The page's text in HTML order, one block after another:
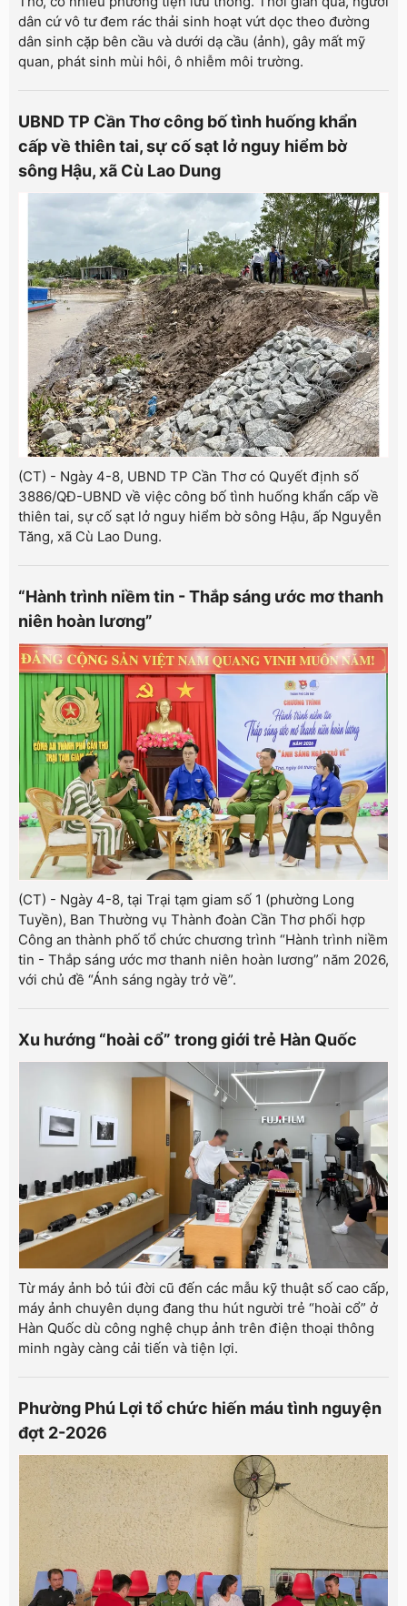
dân cứ vô tư đem rác thải sinh hoạt vứt dọc theo đường
dân sinh cặp bên cầu và dưới dạ cầu (ảnh), gây mất mỹ
quan, phát sinh mùi hôi, ô nhiễm môi trường.
UBND TP Cần Thơ công bố tình huống khẩn
cấp về thiên tai, sự cố sạt lở nguy hiểm bờ
sông Hậu, xã Cù Lao Dung
(CT) - Ngày 4-8, UBND TP Cần Thơ có Quyết định số
3886/QĐ-UBND về việc công bố tình huống khẩn cấp về
thiên tai, sự cố sạt lở nguy hiểm bờ sông Hậu, ấp Nguyễn
Tăng, xã Cù Lao Dung.
“Hành trình niềm tin - Thắp sáng ước mơ thanh
niên hoàn lương”
(CT) - Ngày 4-8, tại Trại tạm giam số 1 (phường Long
Tuyền), Ban Thường vụ Thành đoàn Cần Thơ phối hợp
Công an thành phố tổ chức chương trình “Hành trình niềm
tin - Thắp sáng ước mơ thanh niên hoàn lương” năm 2026,
với chủ đề “Ánh sáng ngày trở về”.
Xu hướng “hoài cổ” trong giới trẻ Hàn Quốc
Từ máy ảnh bỏ túi đời cũ đến các mẫu kỹ thuật số cao cấp,
máy ảnh chuyên dụng đang thu hút người trẻ “hoài cổ” ở
Hàn Quốc dù công nghệ chụp ảnh trên điện thoại thông
minh ngày càng cải tiến và tiện lợi.
Phường Phú Lợi tổ chức hiến máu tình nguyện
đợt 2-2026